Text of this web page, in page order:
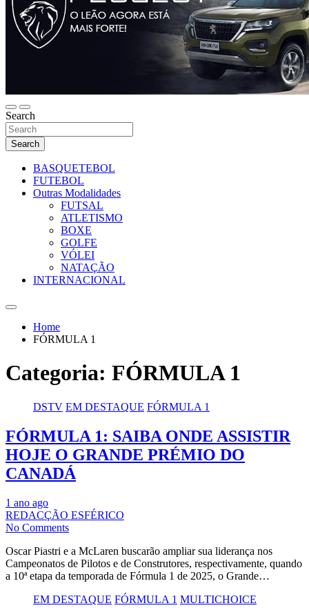
Search
Search
BASQUETEBOL
FUTEBOL
Outras Modalidades
FUTSAL
ATLETISMO
BOXE
GOLFE
VÓLEI
NATAÇÃO
INTERNACIONAL
Home
FÓRMULA 1
Categoria: FÓRMULA 1
DSTV EM DESTAQUE FÓRMULA 1
FÓRMULA 1: SAIBA ONDE ASSISTIR
HOJE O GRANDE PRÉMIO DO
CANADÁ
1 ano ago
REDACÇÃO ESFÉRICO
No Comments
Oscar Piastri e a McLaren buscarão ampliar sua liderança nos
Campeonatos de Pilotos e de Construtores, respectivamente, quando
a 10ª etapa da temporada de Fórmula 1 de 2025, o Grande…
EM DESTAQUE FÓRMULA 1 MULTICHOICE